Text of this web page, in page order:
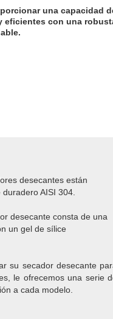
una capacidad
eficientes con una
desecantes están
AISI 304.
desecante consta de una
un gel de sílice
su secador desecante
le ofrecemos una serie
a cada modelo.